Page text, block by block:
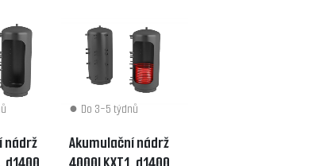
nádrž
Do 3-5 týdnů
Akumulační nádrž